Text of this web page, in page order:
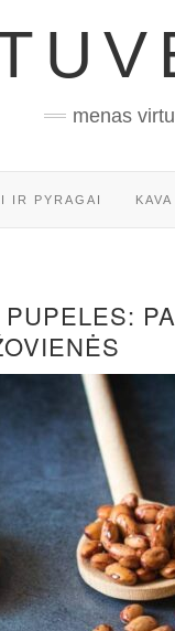
menas
IR PYRAGAI KAVA